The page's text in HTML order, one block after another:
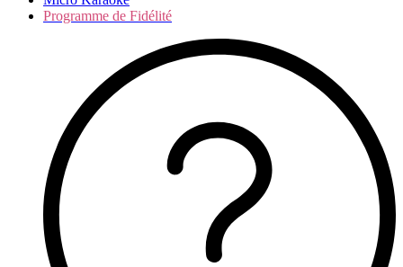
Programme de Fidélité